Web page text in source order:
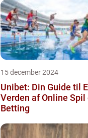
15 december 2024
Unibet: Din Guide til
Verden af Online Spil
Betting